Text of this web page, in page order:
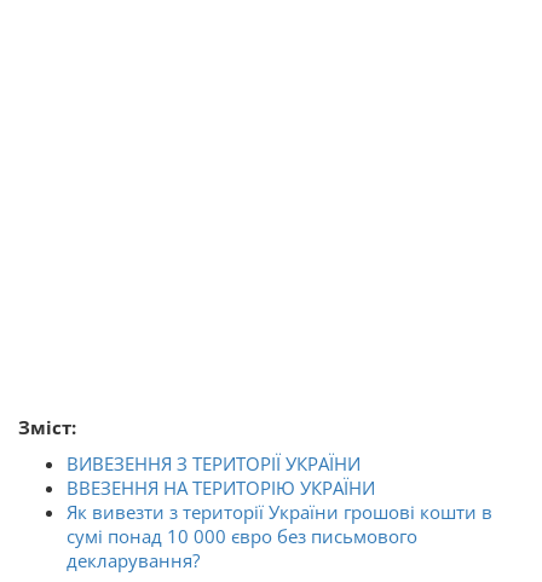
Зміст:
ВИВЕЗЕННЯ З ТЕРИТОРІЇ УКРАЇНИ
ВВЕЗЕННЯ НА ТЕРИТОРІЮ УКРАЇНИ
Як вивезти з території України грошові кошти в
сумі понад 10 000 євро без письмового
декларування?